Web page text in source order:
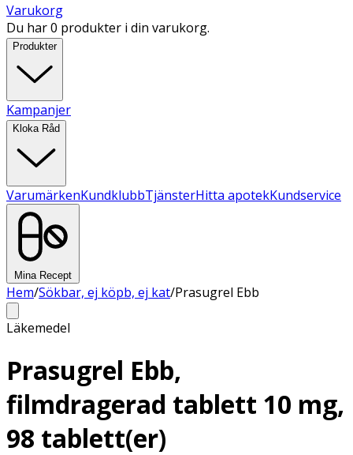
Varukorg
Du har 0 produkter i din varukorg.
Produkter
Kampanjer
Kloka Råd
VarumärkenKundklubbTjänsterHitta apotekKundservice
Mina Recept
Hem/Sökbar, ej köpb, ej kat/Prasugrel Ebb
Läkemedel
Prasugrel Ebb,
filmdragerad tablett 10 mg,
98 tablett(er)